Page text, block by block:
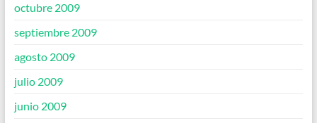
octubre 2009
septiembre 2009
agosto 2009
julio 2009
junio 2009